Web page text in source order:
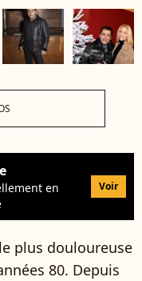
en
Voir
plus douloureuse
80. Depuis